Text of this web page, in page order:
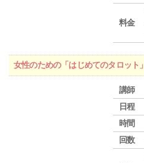
料金
女性のための「はじめてのタロット」
講師
日程
時間
回数